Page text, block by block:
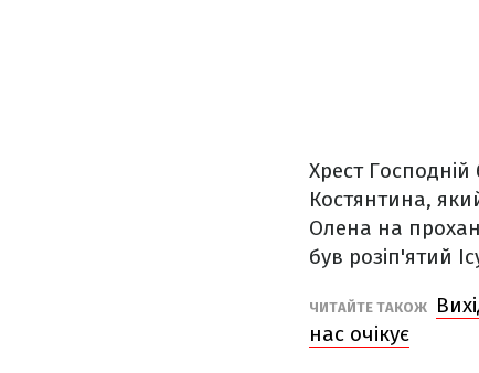
Хрест
Костянтина,
Олена на
був розіп'ятий
ЧИТАЙТЕ ТАКОЖ
нас очікує